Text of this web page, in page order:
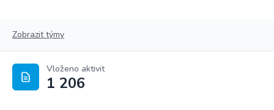
Zobrazit týmy
Vloženo aktivit
1 206